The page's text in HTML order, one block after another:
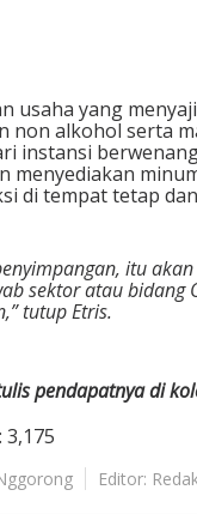
usaha yang
non alkohol serta
instansi
menyediakan
di tempat tetap
itu
sektor atau bidang
tutup Etris.
pendapatnya di
3,175
Editor: